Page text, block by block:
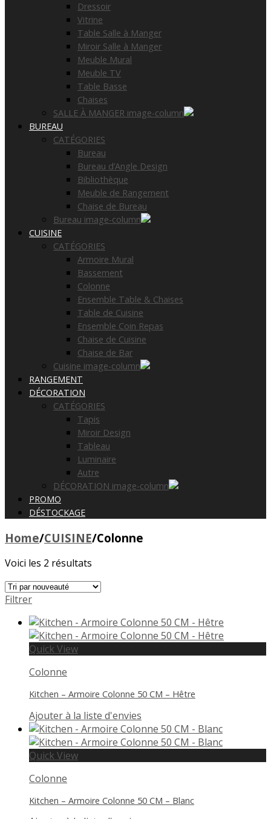
Dressoir
Vitrine
Table Salle à Manger
Miroir Salle à Manger
Meuble Mural
Meuble TV
Table Basse
Chaises
SALLE À MANGER image-column
BUREAU
CATÉGORIES
Bureau
Bureau d’Angle Design
Bibliothèque
Meuble de Rangement
Chaise de Bureau
Bureau image-column
CUISINE
CATÉGORIES
Armoire Mural
Bassement
Colonne
Ensemble Table & Chaises
Table de Cuisine
Ensemble Coin Repas
Chaise de Cuisine
Chaise de Bar
Cuisine image-column
RANGEMENT
DÉCORATION
CATÉGORIES
Tapis
Miroir Design
Tableau
Luminaire
Autre
DÉCORATION image-column
PROMO
DÉSTOCKAGE
Home/CUISINE/Colonne
Voici les 2 résultats
Filtrer
Quick View
Colonne
Kitchen – Armoire Colonne 50 CM – Hêtre
Ajouter à la liste d'envies
Quick View
Colonne
Kitchen – Armoire Colonne 50 CM – Blanc